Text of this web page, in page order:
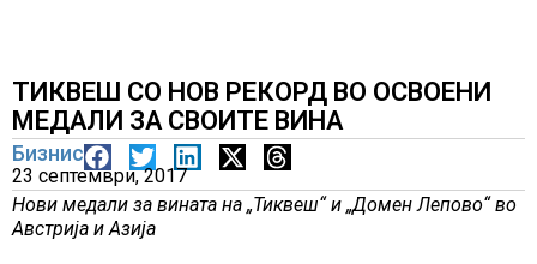
ТИКВЕШ СО НОВ РЕКОРД ВО ОСВОЕНИ
МЕДАЛИ ЗА СВОИТЕ ВИНА
Бизнис
23 септември, 2017
Нови медали за вината на „Тиквеш“ и „Домен Лепово“ во
Австрија и Азија